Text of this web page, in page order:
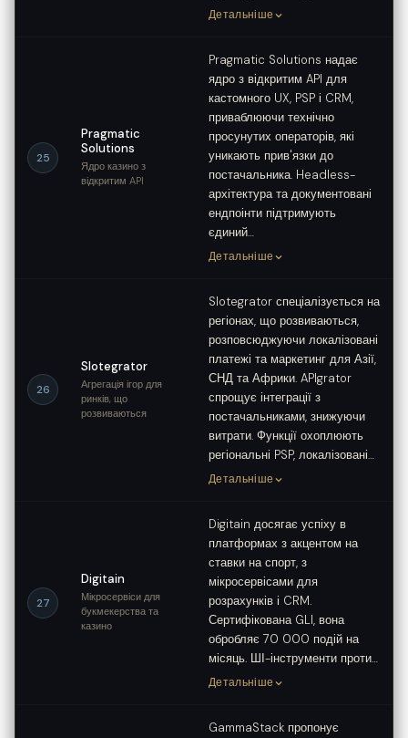
Детальніше
25
Pragmatic
Solutions
Ядро казино з
відкритим API
Pragmatic Solutions надає
ядро з відкритим API для
кастомного UX, PSP і CRM,
приваблюючи технічно
просунутих операторів, які
уникають прив'язки до
постачальника. Headless-
архітектура та документовані
ендпоінти підтримують
єдиний…
Детальніше
26
Slotegrator
Агрегація ігор для
ринків, що
розвиваються
Slotegrator спеціалізується на
регіонах, що розвиваються,
розповсюджуючи локалізовані
платежі та маркетинг для Азії,
СНД та Африки. APIgrator
спрощує інтеграції з
постачальниками, знижуючи
витрати. Функції охоплюють
регіональні PSP, локалізовані…
Детальніше
27
Digitain
Мікросервіси для
букмекерства та
казино
Digitain досягає успіху в
платформах з акцентом на
ставки на спорт, з
мікросервісами для
розрахунків і CRM.
Сертифікована GLI, вона
обробляє 70 000 подій на
місяць. ШІ-інструменти проти…
Детальніше
GammaStack пропонує